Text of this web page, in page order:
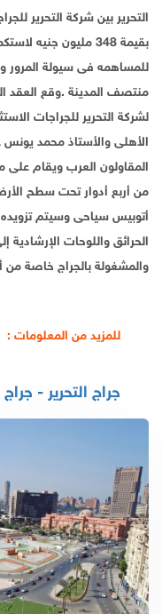
التحرير بين شركة التحرير
بقيمة 348 مليون
للمساهمه فى سيولة المرور
منتصف المدينة .وقع العقد
لشركة التحرير للجراجات
الأهلى والأستاذ محمد
أتوبيس سياحى وسيتم تزويده
الحرائق واللوحات الإرشادية
والمشغولة بالجراج خاصة من أعلى
للمزيد من المعلومات :
جراج التحرير - جراج 1